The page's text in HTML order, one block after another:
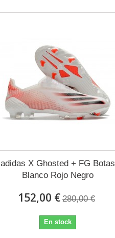
adidas X Ghosted + FG Botas
Blanco Rojo Negro
152,00 € 280,00 €
En stock